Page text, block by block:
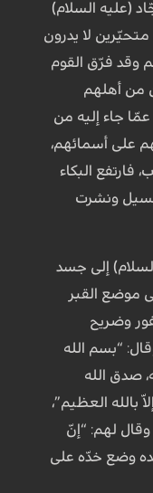
(عليه السلام)
لا يدرون
وقد فرّق القوم
من أهلهم
جاء إليه من
على أسمائهم،
البكاء
ونشرت
إلى جسد
موضع القبر
وضريح
“بسم الله
صدق الله
بالله العظيم”،
وقال لهم: “إنّ
وضع خدّه على